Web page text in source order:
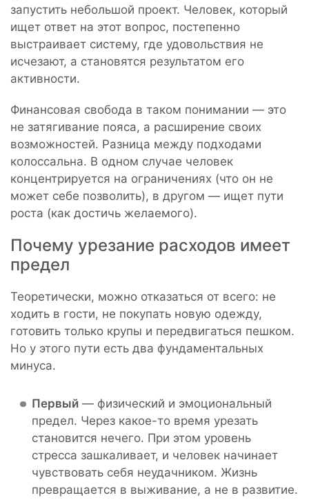
запустить небольшой проект. Человек, который
ищет ответ на этот вопрос, постепенно
выстраивает систему, где удовольствия не
исчезают, а становятся результатом его
активности.
Финансовая свобода в таком понимании — это
не затягивание пояса, а расширение своих
возможностей. Разница между подходами
колоссальна. В одном случае человек
концентрируется на ограничениях (что он не
может себе позволить), в другом — ищет пути
роста (как достичь желаемого).
Почему урезание расходов имеет
предел
Теоретически, можно отказаться от всего: не
ходить в гости, не покупать новую одежду,
готовить только крупы и передвигаться пешком.
Но у этого пути есть два фундаментальных
минуса.
Первый— физический и эмоциональный
предел. Через какое-то время урезать
становится нечего. При этом уровень
стресса зашкаливает, и человек начинает
чувствовать себя неудачником. Жизнь
превращается в выживание, а не в развитие.